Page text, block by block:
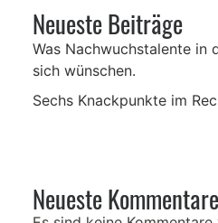
Neueste Beiträge
Was Nachwuchstalente in
sich wünschen.
Sechs Knackpunkte im
Neueste Kommentare